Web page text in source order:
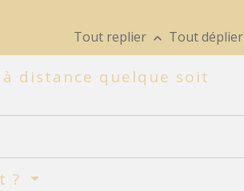
Tout replier keyboard_arrow_up Tout déplier
distance quelque soit
?